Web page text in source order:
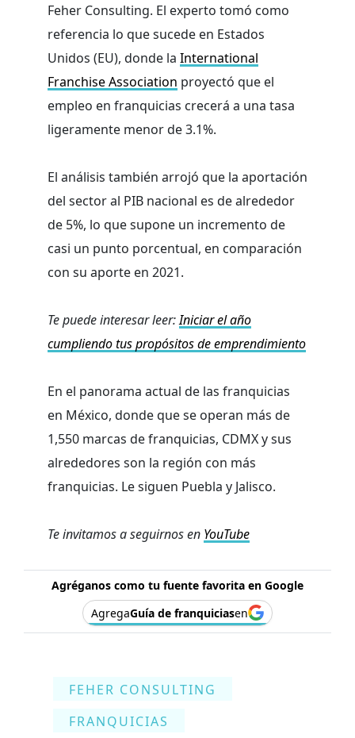
Feher Consulting. El experto tomó como
referencia lo que sucede en Estados
Unidos (EU), donde la International
Franchise Association proyectó que el
empleo en franquicias crecerá a una tasa
ligeramente menor de 3.1%.
El análisis también arrojó que la aportación
del sector al PIB nacional es de alrededor
de 5%, lo que supone un incremento de
casi un punto porcentual, en comparación
con su aporte en 2021.
Te puede interesar leer:Iniciar el año
cumpliendo tus propósitos de emprendimiento
En el panorama actual de las franquicias
en México, donde que se operan más de
1,550 marcas de franquicias, CDMX y sus
alrededores son la región con más
franquicias. Le siguen Puebla y Jalisco.
Te invitamos a seguirnos en YouTube
Agréganos como tu fuente favorita en Google
AgregaGuía de franquiciasen
FEHER CONSULTING
FRANQUICIAS